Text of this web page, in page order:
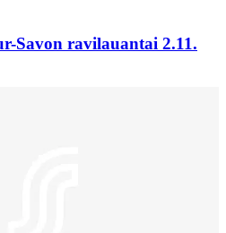
Savon ravilauantai 2.11.